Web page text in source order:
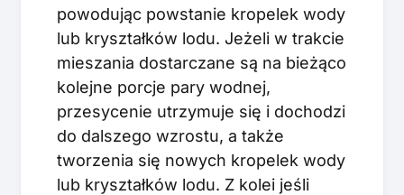
powodując powstanie kropelek wody
lub kryształków lodu. Jeżeli w trakcie
mieszania dostarczane są na bieżąco
kolejne porcje pary wodnej,
przesycenie utrzymuje się i dochodzi
do dalszego wzrostu, a także
tworzenia się nowych kropelek wody
lub kryształków lodu. Z kolei jeśli